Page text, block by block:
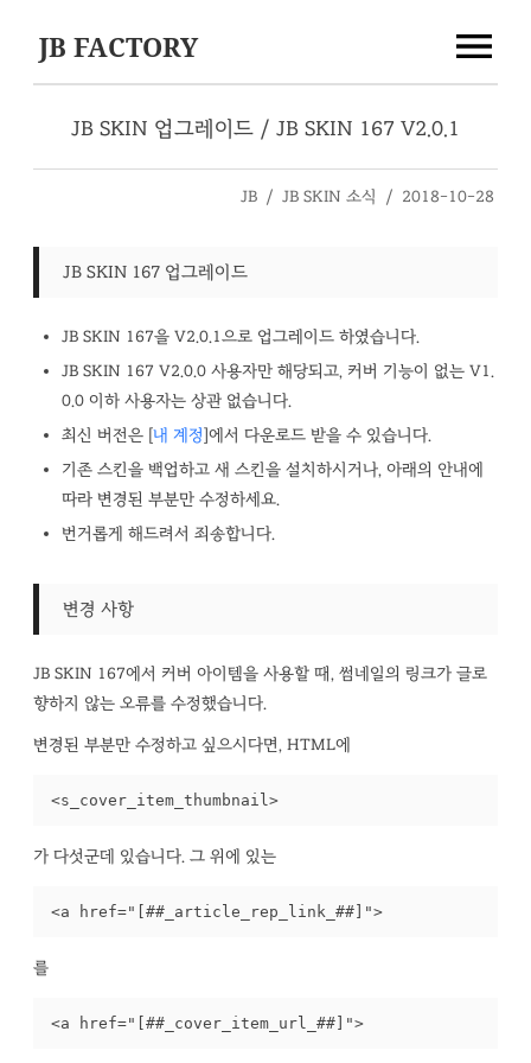
JB FACTORY
JB SKIN 업그레이드 / JB SKIN 167 V2.0.1
JB / JB SKIN 소식 / 2018-10-28
JB SKIN 167 업그레이드
JB SKIN 167을 V2.0.1으로 업그레이드 하였습니다.
JB SKIN 167 V2.0.0 사용자만 해당되고, 커버 기능이 없는 V1.
0.0 이하 사용자는 상관 없습니다.
최신 버전은 [내 계정]에서 다운로드 받을 수 있습니다.
기존 스킨을 백업하고 새 스킨을 설치하시거나, 아래의 안내에
따라 변경된 부분만 수정하세요.
번거롭게 해드려서 죄송합니다.
변경 사항
JB SKIN 167에서 커버 아이템을 사용할 때, 썸네일의 링크가 글로
향하지 않는 오류를 수정했습니다.
변경된 부분만 수정하고 싶으시다면, HTML에
<s_cover_item_thumbnail>
가 다섯군데 있습니다. 그 위에 있는
<a href="[##_article_rep_link_##]">
를
<a href="[##_cover_item_url_##]">